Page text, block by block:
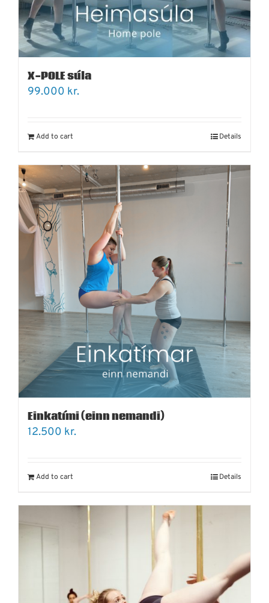
X-POLE súla
99.000 kr.
Add to cart Details
Einkatími (einn nemandi)
12.500 kr.
Add to cart Details